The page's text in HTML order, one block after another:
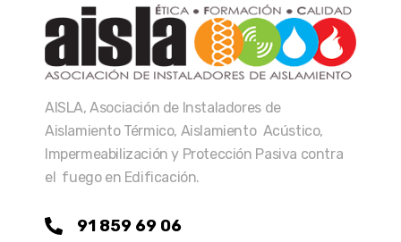
AISLA, Asociación de Instaladores de
Aislamiento Térmico, Aislamiento Acústico,
Impermeabilización y Protección Pasiva contra
el fuego en Edificación.
91 859 69 06